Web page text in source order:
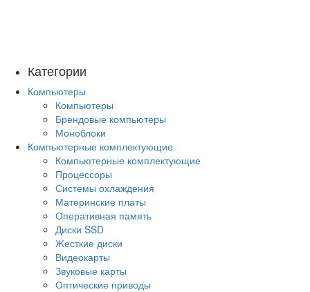
Категории
Компьютеры
Компьютеры
Брендовые компьютеры
Моноблоки
Компьютерные комплектующие
Компьютерные комплектующие
Процессоры
Системы охлаждения
Материнские платы
Оперативная память
Диски SSD
Жесткие диски
Видеокарты
Звуковые карты
Оптические приводы